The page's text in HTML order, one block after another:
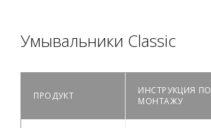
Умывальники Classic
ПРОДУКТ
ИНСТРУКЦИЯ ПО
МОНТАЖУ